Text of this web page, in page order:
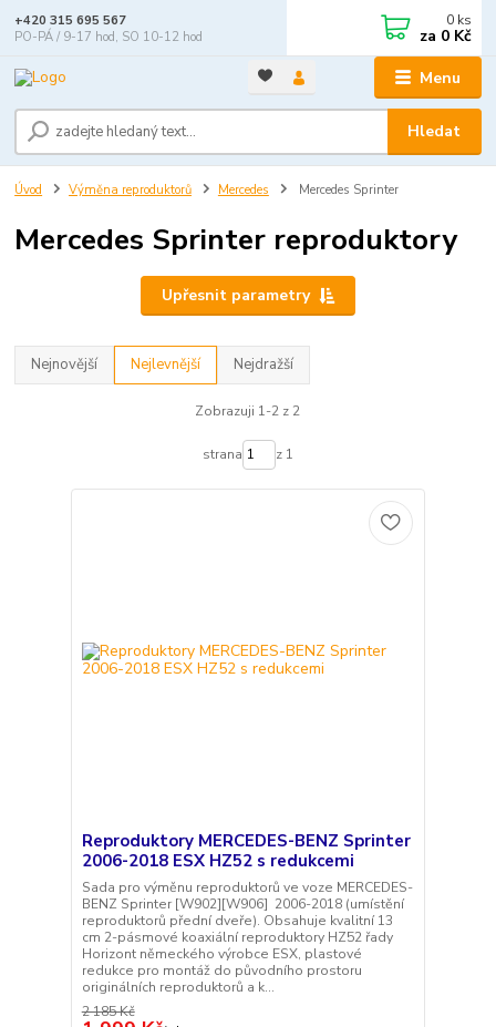
Menu
Hledat
+420 315 695 567
PO-PÁ / 9-17 hod, SO 10-12 hod
0 ks
za 0 Kč
Úvod Výměna reproduktorů Mercedes Mercedes Sprinter
Mercedes Sprinter reproduktory
Upřesnit parametry
Nejnovější Nejlevnější Nejdražší
Zobrazuji 1-2 z 2
strana z 1
Reproduktory MERCEDES-BENZ Sprinter
2006-2018 ESX HZ52 s redukcemi
Sada pro výměnu reproduktorů ve voze MERCEDES-
BENZ Sprinter [W902][W906] 2006-2018 (umístění
reproduktorů přední dveře). Obsahuje kvalitní 13
cm 2-pásmové koaxiální reproduktory HZ52 řady
Horizont německého výrobce ESX, plastové
redukce pro montáž do původního prostoru
originálních reproduktorů a k...
2 185 Kč